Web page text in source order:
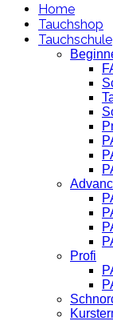
Home
Tauchshop
Tauchschule
Profi